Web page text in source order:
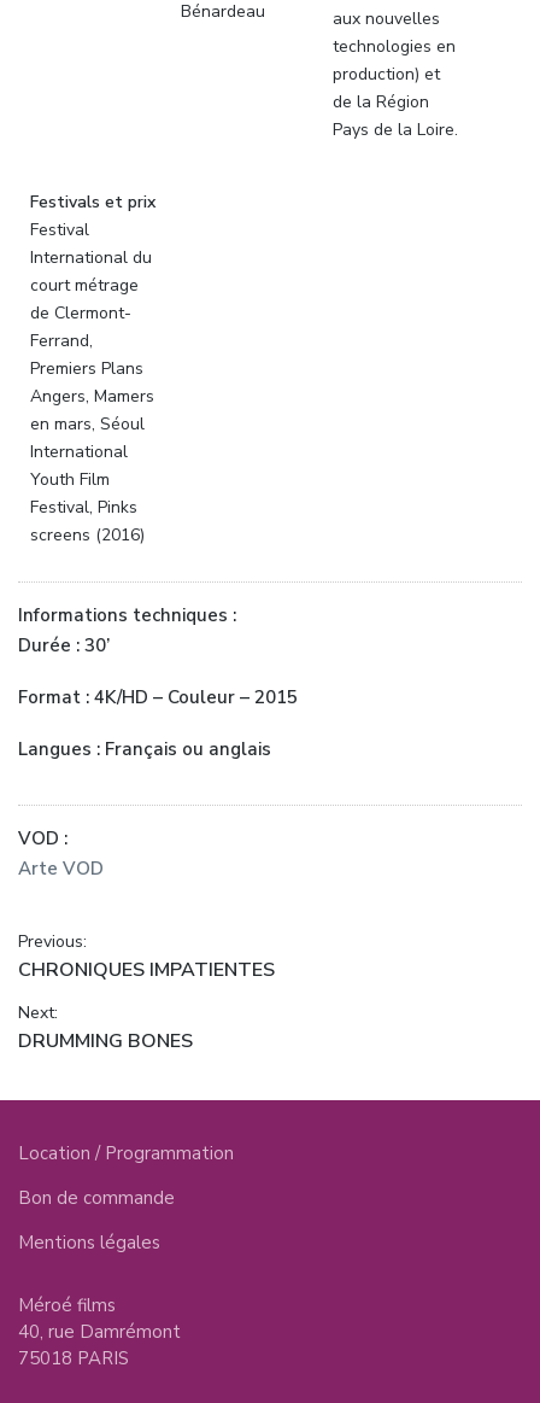
Bénardeau
aux nouvelles
technologies en
production) et
de la Région
Pays de la Loire.
Festivals et prix
Festival
International du
court métrage
de Clermont-
Ferrand,
Premiers Plans
Angers, Mamers
en mars, Séoul
International
Youth Film
Festival, Pinks
screens (2016)
Informations techniques :
Durée : 30’
Format : 4K/HD – Couleur – 2015
Langues : Français ou anglais
VOD :
Arte VOD
Navigation
de
l’article
Previous:
Previous
CHRONIQUES IMPATIENTES
Next:
Next
DRUMMING BONES
Location / Programmation
Bon de commande
Mentions légales
Méroé films
40, rue Damrémont
75018 PARIS